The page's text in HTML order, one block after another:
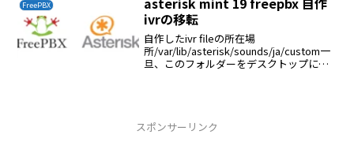
FreePBX
ivrの移転
自作したivr fileの所在場
所/var/lib/asterisk/sounds/ja/custom一
旦、このフォルダーをデスクトップにコ
スポンサーリンク